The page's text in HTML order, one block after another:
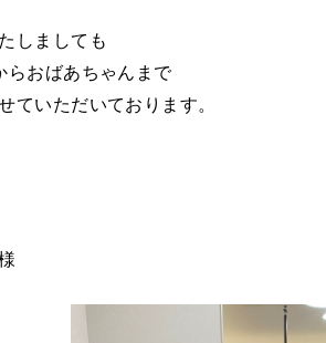
しましても
らおばあちゃんまで
ていただいております。